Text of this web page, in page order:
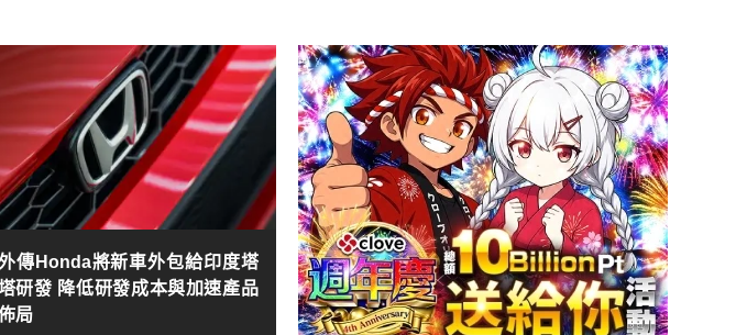
傳Honda將新車外包給印度塔
研發 降低研發成本與加速產品
局